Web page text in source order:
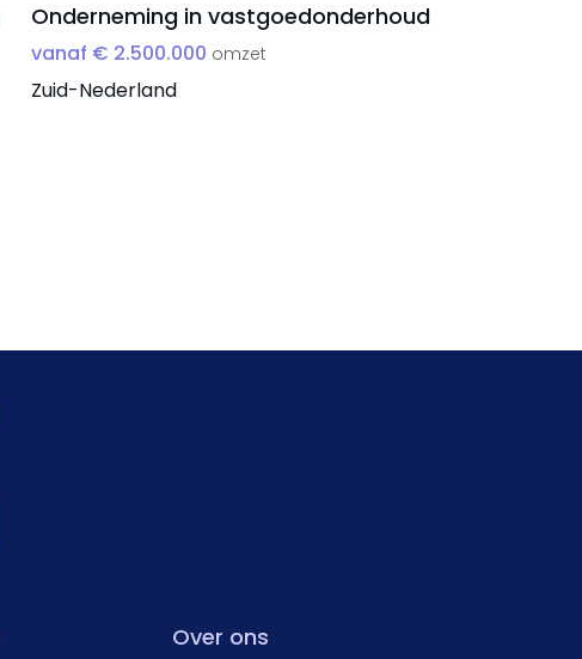
Onderneming in vastgoedonderhoud
vanaf € 2.500.000 omzet
Zuid-Nederland
Over ons